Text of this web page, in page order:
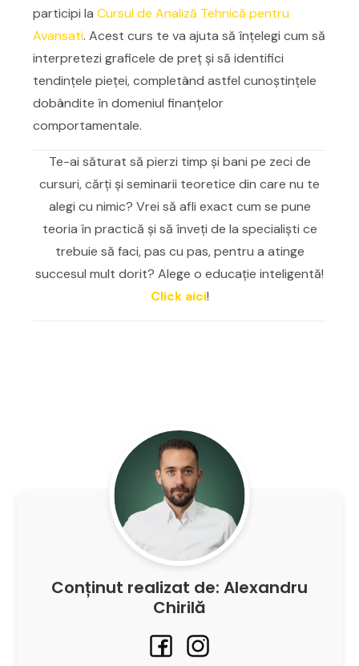
participi la Cursul de Analiză Tehnică pentru
Avansati. Acest curs te va ajuta să înțelegi cum să
interpretezi graficele de preț și să identifici
tendințele pieței, completând astfel cunoștințele
dobândite în domeniul finanțelor
comportamentale.
Te-ai săturat să pierzi timp şi bani pe zeci de
cursuri, cărţi şi seminarii teoretice din care nu te
alegi cu nimic? Vrei să afli exact cum se pune
teoria în practică şi să înveţi de la specialişti ce
trebuie să faci, pas cu pas, pentru a atinge
succesul mult dorit? Alege o educaţie inteligentă!
Click aici!
Conținut realizat de: Alexandru
Chirilă